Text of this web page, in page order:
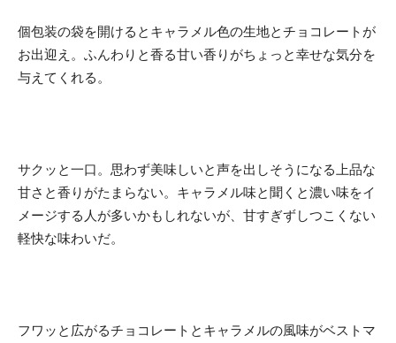
個包装の袋を開けるとキャラメル色の生地とチョコレートが
お出迎え。ふんわりと香る甘い香りがちょっと幸せな気分を
与えてくれる。
サクッと一口。思わず美味しいと声を出しそうになる上品な
甘さと香りがたまらない。キャラメル味と聞くと濃い味をイ
メージする人が多いかもしれないが、甘すぎずしつこくない
軽快な味わいだ。
フワッと広がるチョコレートとキャラメルの風味がベストマ